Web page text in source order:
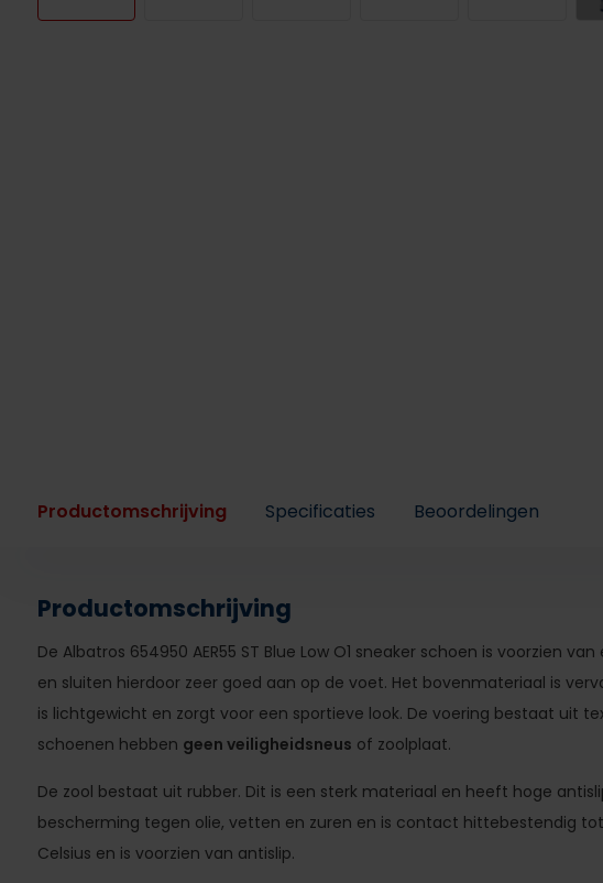
Productomschrijving Specificaties Beoordelingen
Productomschrijving
De Albatros 654950 AER55 ST Blue Low O1 sneaker schoen is voorzien
en sluiten hierdoor zeer goed aan op de voet. Het bovenmateriaal is
is lichtgewicht en zorgt voor een sportieve look. De voering bestaat uit
schoenen hebben geen veiligheidsneus of zoolplaat.
De zool bestaat uit rubber. Dit is een sterk materiaal en heeft hoge
bescherming tegen olie, vetten en zuren en is contact hittebestendig
Celsius en is voorzien van antislip.